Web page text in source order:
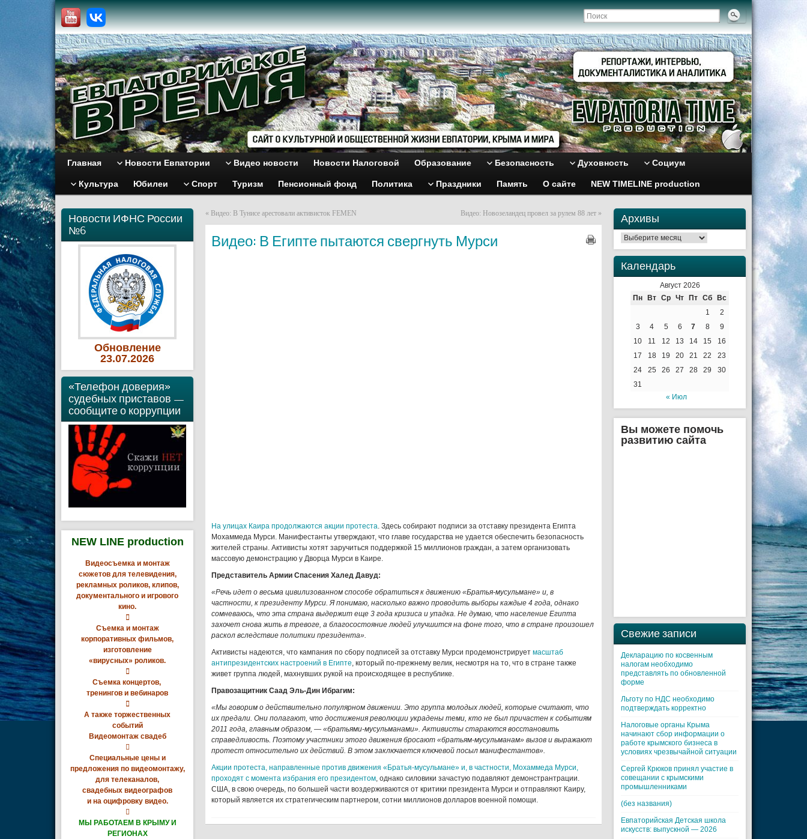
Главная Новости Евпатории Видео новости Новости Налоговой Образование Безопасность Духовность Социум
Культура Юбилеи Спорт Туризм Пенсионный фонд Политика Праздники Память О сайте NEW TIMELINE production
Новости ИФНС России
№6
Обновление
23.07.2026
«Телефон доверия»
судебных приставов —
сообщите о коррупции
NEW LINE production
Видеосъемка и монтаж
сюжетов для телевидения,
рекламных роликов, клипов,
документального и игрового
кино.

Съемка и монтаж
корпоративных фильмов,
изготовление
«вирусных» роликов.

Съемка концертов,
тренингов и вебинаров

А также торжественных
событий
Видеомонтаж свадеб

Специальные цены и
предложения по видеомонтажу,
для телеканалов,
свадебных видеографов
и на оцифровку видео.

МЫ РАБОТАЕМ В КРЫМУ И
РЕГИОНАХ
« Видео: В Тунисе арестовали активисток FEMEN Видео: Новозеландец провел за рулем 88 лет »
Видео: В Египте пытаются свергнуть Мурси
На улицах Каира продолжаются акции протеста. Здесь собирают подписи за отставку президента Египта
Мохаммеда Мурси. Манифестанты утверждают, что главе государства не удается обеспечить безопасность
жителей страны. Активисты хотят заручиться поддержкой 15 миллионов граждан, а затем организовать
массовую демонстрацию у Дворца Мурси в Каире.
Представитель Армии Спасения Халед Давуд:
«Речь идет о весьма цивилизованном способе обратиться к движению «Братья-мусульмане» и, в
частности, к президенту Мурси. Я понимаю, насколько важно проводить выборы каждые 4 года, однако
сомневаюсь, что эта страна выдержит еще 3 года кризиса и упадка. Не думаю, что население Египта
захочет снова жить в тревоге, а благосостояние людей улучшится на фоне того, что в стране произошел
раскол вследствие политики президента».
Активисты надеются, что кампания по сбору подписей за отставку Мурси продемонстрирует масштаб
антипрезидентских настроений в Египте, который по-прежнему велик, несмотря на то, что в стране также
живет группа людей, махнувших рукой на происходящее в республике.
Правозащитник Саад Эль-Дин Ибрагим:
«Мы говорим о действительно популярном движении. Это группа молодых людей, которые считают, что
их предали. Они полагают, что достижения революции украдены теми, кто не был причастен к событиям
2011 года, главным образом, — «братьями-мусульманами». Активисты стараются восстановить
справедливость. Поэтому участники этого движения бросают «братьям-мусульманам» вызов и выражают
протест относительно их действий. В этом заключается ключевой посыл манифестантов».
Акции протеста, направленные против движения «Братья-мусульмане» и, в частности, Мохаммеда Мурси,
проходят с момента избрания его президентом, однако силовики зачастую подавляют демонстрантрации.
США, в свою очередь, по большей части воздерживаются от критики президента Мурси и отправляют Каиру,
который является их стратегическим партнером, сотни миллионов долларов военной помощи.
Архивы
Архивы
Календарь
Август 2026
Пн
Вт Ср Чт Пт Сб
Вс
1
2
3
4 5 6 7 8
9
10
11 12 13 14 15
16
17
18 19 20 21 22
23
24
25 26 27 28 29
30
31
« Июл
Вы можете помочь
развитию сайта
Свежие записи
Декларацию по косвенным
налогам необходимо
представлять по обновленной
форме
Льготу по НДС необходимо
подтверждать корректно
Налоговые органы Крыма
начинают сбор информации о
работе крымского бизнеса в
условиях чрезвычайной ситуации
Cергей Крюков принял участие в
совещании с крымскими
промышленниками
(без названия)
Евпаторийская Детская школа
искусств: выпускной — 2026